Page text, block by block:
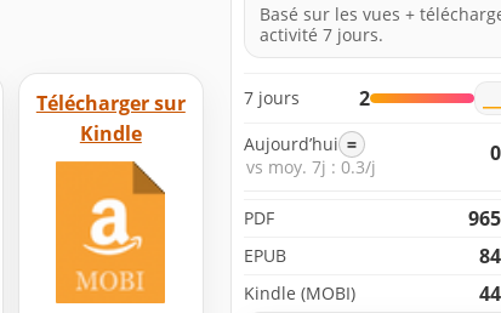
Télécharger sur
Kindle
Basé sur les vues +
activité 7 jours.
7 jours 2
Aujourd’hui =
vs moy. 7j : 0.3/j
0
PDF 965
EPUB 84
Kindle (MOBI)
44